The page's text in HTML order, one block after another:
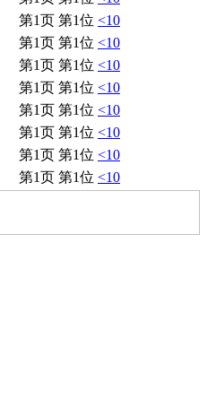
第1页 第1位 <10
第1页 第1位 <10
第1页 第1位 <10
第1页 第1位 <10
第1页 第1位 <10
第1页 第1位 <10
第1页 第1位 <10
第1页 第1位 <10